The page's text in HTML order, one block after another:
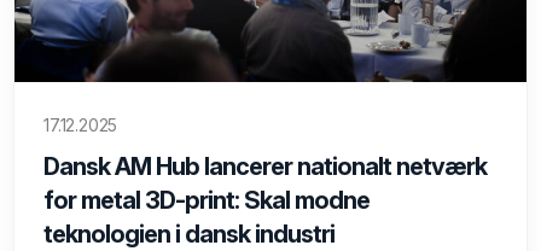
17.12.2025
Dansk AM Hub lancerer nationalt netværk
for metal 3D-print: Skal modne
teknologien i dansk industri